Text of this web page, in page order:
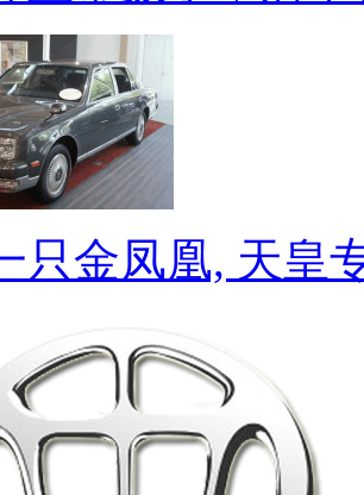
只金凤凰, 天皇